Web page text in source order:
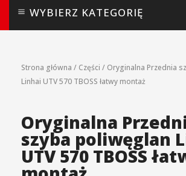
WYBIERZ KATEGORIĘ
Strona główna / Części / Oryginalna Przednia
Linhai UTV 570 TBOSS łatwy montaż
Oryginalna
szyba poliwęglan
UTV 570 TBOSS